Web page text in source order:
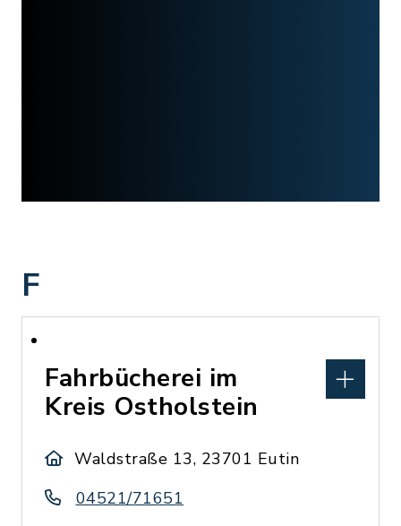
F
Fahrbücherei im
Kreis Ostholstein
Waldstraße 13, 23701 Eutin
04521/71651